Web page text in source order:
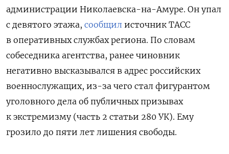
администрации Николаевска-на-Амуре. Он упал
с девятого этажа, сообщил источник ТАСС
в оперативных службах региона. По словам
собеседника агентства, ранее чиновник
негативно высказывался в адрес российских
военнослужащих, из-за чего стал фигурантом
уголовного дела об публичных призывах
к экстремизму (часть 2 статьи 280 УК). Ему
грозило до пяти лет лишения свободы.